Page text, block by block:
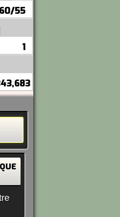
60/55
1